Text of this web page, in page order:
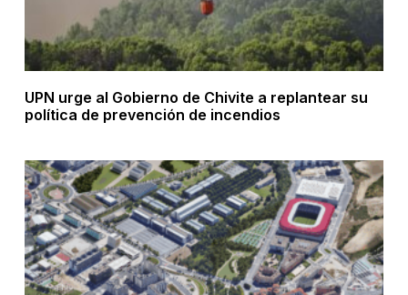
UPN urge al Gobierno de Chivite a replantear su
política de prevención de incendios